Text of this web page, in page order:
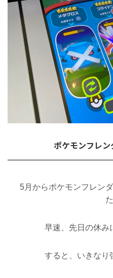
ポケモンフレ
5月からポケモンフレン
た
早速、先日の休み
すると、いきなり